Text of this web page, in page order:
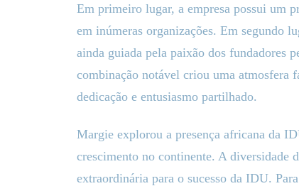
Em primeiro lugar, a empresa possui um
em inúmeras organizações. Em segundo
ainda guiada pela paixão dos fundadores
combinação notável criou uma atmosfera
dedicação e entusiasmo partilhado.
Margie explorou a presença africana da
crescimento no continente. A diversidade
extraordinária para o sucesso da IDU.